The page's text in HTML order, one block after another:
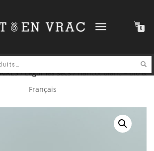
DÉPLIER
0
/Légumes secs/ Haricot blanc – Bio &
Français